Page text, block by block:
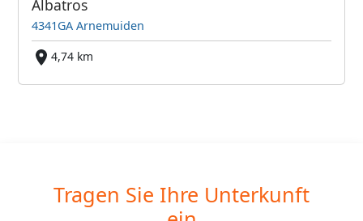
Albatros
4341GA Arnemuiden
4,74 km
Tragen Sie Ihre Unterkunft